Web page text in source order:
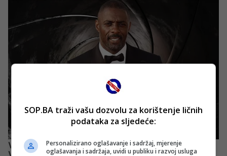
SOP.BA traži vašu dozvolu za korištenje ličnih
podataka za sljedeće:
Personalizirano oglašavanje i sadržaj, mjerenje
oglašavanja i sadržaja, uvidi u publiku i razvoj usluga